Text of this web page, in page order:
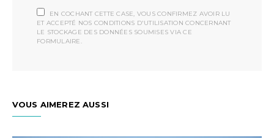
EN COCHANT CETTE CASE, VOUS CONFIRMEZ AVOIR LU
ET ACCEPTÉ NOS CONDITIONS D'UTILISATION CONCERNANT
LE STOCKAGE DES DONNÉES SOUMISES VIA CE
FORMULAIRE.
VOUS AIMEREZ AUSSI